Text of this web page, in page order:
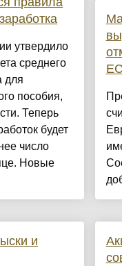
утвердило
среднего
для
пособия,
Теперь
будет
число
Новые
и
ЕС